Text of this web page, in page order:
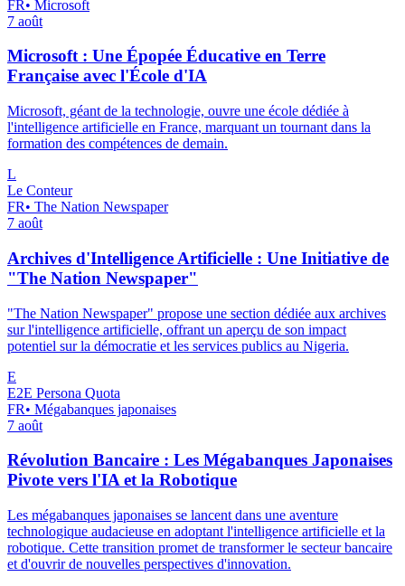
FR• Microsoft
7 août
Microsoft : Une Épopée Éducative en Terre
Française avec l'École d'IA
Microsoft, géant de la technologie, ouvre une école dédiée à
l'intelligence artificielle en France, marquant un tournant dans la
formation des compétences de demain.
L
Le Conteur
FR• The Nation Newspaper
7 août
Archives d'Intelligence Artificielle : Une Initiative de
"The Nation Newspaper"
"The Nation Newspaper" propose une section dédiée aux archives
sur l'intelligence artificielle, offrant un aperçu de son impact
potentiel sur la démocratie et les services publics au Nigeria.
E
E2E Persona Quota
FR• Mégabanques japonaises
7 août
Révolution Bancaire : Les Mégabanques Japonaises
Pivote vers l'IA et la Robotique
Les mégabanques japonaises se lancent dans une aventure
technologique audacieuse en adoptant l'intelligence artificielle et la
robotique. Cette transition promet de transformer le secteur bancaire
et d'ouvrir de nouvelles perspectives d'innovation.